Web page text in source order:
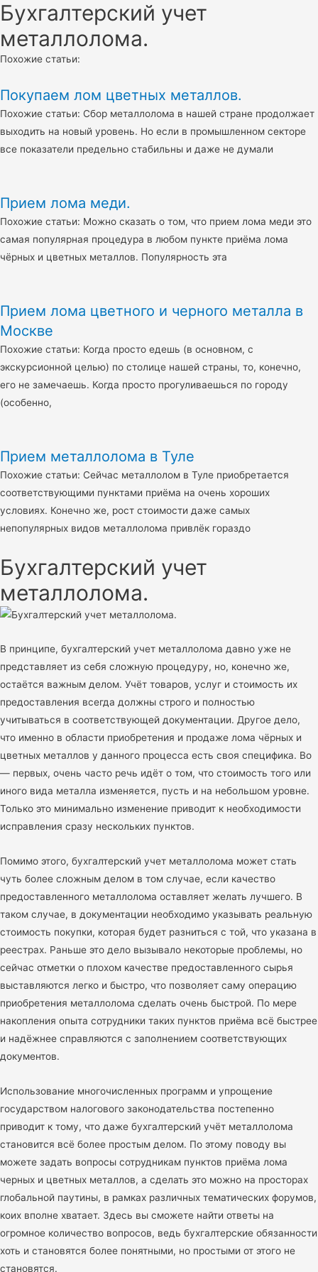
Бухгалтерский учет
металлолома.
Похожие статьи:
Покупаем лом цветных металлов.
Похожие статьи: Сбор металлолома в нашей стране продолжает
выходить на новый уровень. Но если в промышленном секторе
все показатели предельно стабильны и даже не думали
Прием лома меди.
Похожие статьи: Можно сказать о том, что прием лома меди это
самая популярная процедура в любом пункте приёма лома
чёрных и цветных металлов. Популярность эта
Прием лома цветного и черного металла в
Москве
Похожие статьи: Когда просто едешь (в основном, с
экскурсионной целью) по столице нашей страны, то, конечно,
его не замечаешь. Когда просто прогуливаешься по городу
(особенно,
Прием металлолома в Туле
Похожие статьи: Сейчас металлолом в Туле приобретается
соответствующими пунктами приёма на очень хороших
условиях. Конечно же, рост стоимости даже самых
непопулярных видов металлолома привлёк гораздо
Бухгалтерский учет
металлолома.
В принципе, бухгалтерский учет металлолома давно уже не
представляет из себя сложную процедуру, но, конечно же,
остаётся важным делом. Учёт товаров, услуг и стоимость их
предоставления всегда должны строго и полностью
учитываться в соответствующей документации. Другое дело,
что именно в области приобретения и продаже лома чёрных и
цветных металлов у данного процесса есть своя специфика. Во
— первых, очень часто речь идёт о том, что стоимость того или
иного вида металла изменяется, пусть и на небольшом уровне.
Только это минимально изменение приводит к необходимости
исправления сразу нескольких пунктов.
Помимо этого, бухгалтерский учет металлолома может стать
чуть более сложным делом в том случае, если качество
предоставленного металлолома оставляет желать лучшего. В
таком случае, в документации необходимо указывать реальную
стоимость покупки, которая будет разниться с той, что указана в
реестрах. Раньше это дело вызывало некоторые проблемы, но
сейчас отметки о плохом качестве предоставленного сырья
выставляются легко и быстро, что позволяет саму операцию
приобретения металлолома сделать очень быстрой. По мере
накопления опыта сотрудники таких пунктов приёма всё быстрее
и надёжнее справляются с заполнением соответствующих
документов.
Использование многочисленных программ и упрощение
государством налогового законодательства постепенно
приводит к тому, что даже бухгалтерский учёт металлолома
становится всё более простым делом. По этому поводу вы
можете задать вопросы сотрудникам пунктов приёма лома
черных и цветных металлов, а сделать это можно на просторах
глобальной паутины, в рамках различных тематических форумов,
коих вполне хватает. Здесь вы сможете найти ответы на
огромное количество вопросов, ведь бухгалтерские обязанности
хоть и становятся более понятными, но простыми от этого не
становятся.